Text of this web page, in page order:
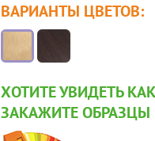
ВАРИАНТЫ ЦВЕТОВ:
ХОТИТЕ УВИДЕТЬ
ЗАКАЖИТЕ ОБРАЗЦЫ